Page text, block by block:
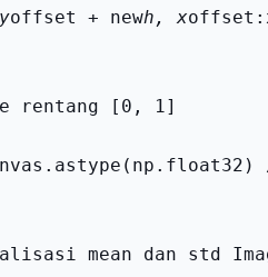
offset + newh, x
rentang [0, 1]
mean dan std